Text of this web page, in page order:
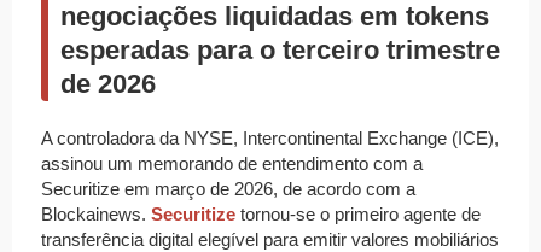
negociações liquidadas em tokens
esperadas para o terceiro trimestre
de 2026
A controladora da NYSE, Intercontinental Exchange (ICE),
assinou um memorando de entendimento com a
Securitize em março de 2026, de acordo com a
Blockainews. Securitize tornou-se o primeiro agente de
transferência digital elegível para emitir valores mobiliários